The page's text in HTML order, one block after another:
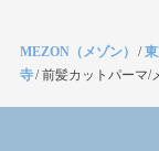
MEZON（メゾン） /
寺/前髪カットパーマ/